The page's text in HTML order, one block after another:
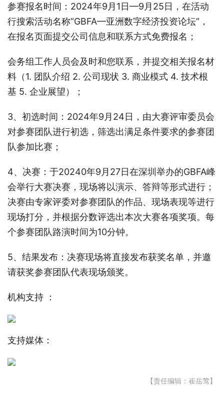
参赛报名时间：2024年9月1日—9月25日，在活动
行搜索活动名称“GBFA—亚洲数字经济投资论坛”，
在报名页面提交公司信息和联系方式免费报名；
会务组工作人员会及时和您联系，并提交相关报名材
料（1. 团队介绍 2. 公司现状 3. 商业模式 4. 技术根
基 5. 企业展望）；
3、初选时间：2024年9月24日，由大赛评审委员会
对参赛团队进行初选，筛选出满足条件要求的参赛团
队参加比赛；
4、决赛：于20240年9月27日在深圳举办的GBFA峰
会举行大赛决赛，现场将以演示、答辩等形式进行；
决赛由专家评委对参赛团队的作品、现场表现等进行
现场打分，并根据分数评选出本次大赛各项奖项。每
个参赛团队路演时间为10分钟。
5、结果发布：决赛现场将直接发布获奖名单，并邀
请获奖参赛团队代表现场颁奖。
机构支持 ：
支持媒体：
【责任编辑：崔岳莺】